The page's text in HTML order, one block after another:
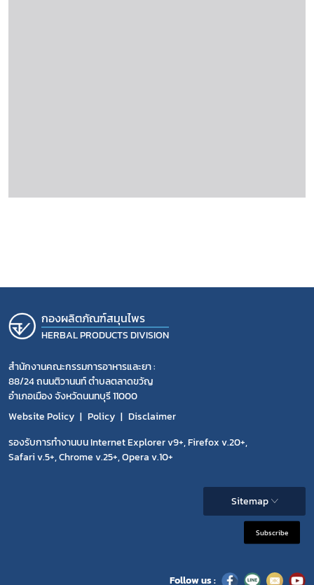
กองผลิตภัณฑ์สมุนไพร
HERBAL PRODUCTS DIVISION
สำนักงานคณะกรรมการอาหารและยา :
88/24 ถนนติวานนท์ ตำบลตลาดขวัญ
อำเภอเมือง จังหวัดนนทบุรี 11000
Website Policy
Policy
Disclaimer
รองรับการทำงานบน Internet Explorer v9+, Firefox v.20+,
Safari v.5+, Chrome v.25+, Opera v.10+
Sitemap
Subscribe
Follow us :